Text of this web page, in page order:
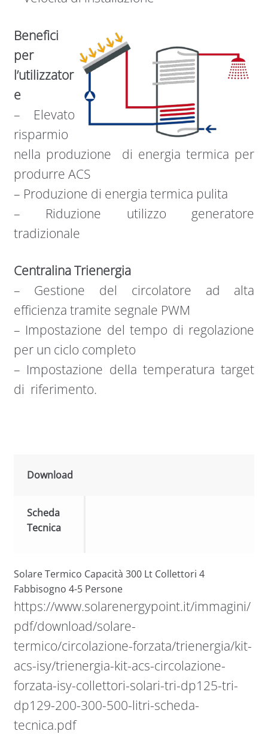
Benefici
per
l’utilizzator
e
– Elevato
risparmio
nella produzione di energia termica per
produrre ACS
– Produzione di energia termica pulita
– Riduzione utilizzo generatore
tradizionale
Centralina Trienergia
– Gestione del circolatore ad alta
efficienza tramite segnale PWM
– Impostazione del tempo di regolazione
per un ciclo completo
– Impostazione della temperatura target
di riferimento.
Download
Scheda
Tecnica
Solare Termico Capacità 300 Lt Collettori 4
Fabbisogno 4-5 Persone
https://www.solarenergypoint.it/immagini/
pdf/download/solare-
termico/circolazione-forzata/trienergia/kit-
acs-isy/trienergia-kit-acs-circolazione-
forzata-isy-collettori-solari-tri-dp125-tri-
dp129-200-300-500-litri-scheda-
tecnica.pdf